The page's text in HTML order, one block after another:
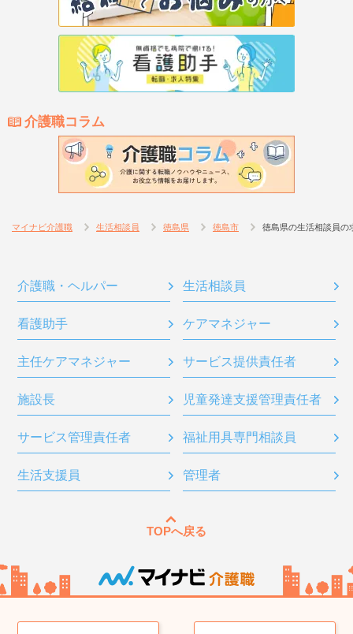
介護職コラム
マイナビ介護職 生活相談員 徳島県 徳島市 徳島県の生活相談員の
介護職・ヘルパー 生活相談員
看護助手 ケアマネジャー
主任ケアマネジャー サービス提供責任者
施設長 児童発達支援管理責任者
サービス管理責任者 福祉用具専門相談員
生活支援員 管理者
TOPへ戻る